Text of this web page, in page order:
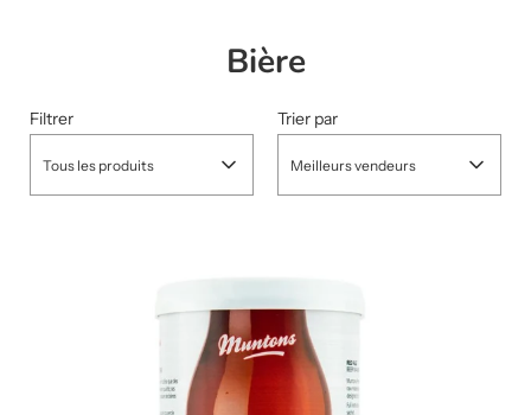
Bière
Filtrer
Tous les produits
Trier par
Meilleurs vendeurs